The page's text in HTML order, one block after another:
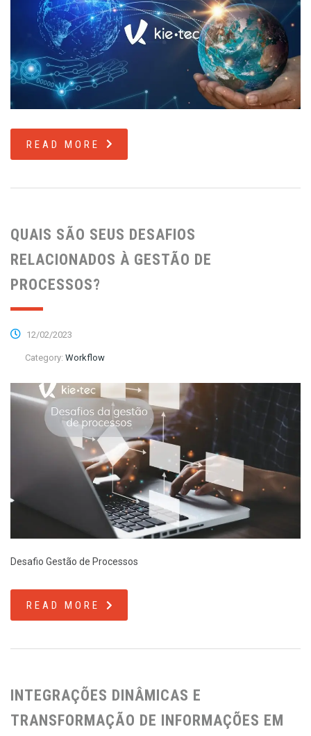
READ MORE
QUAIS SÃO SEUS DESAFIOS
RELACIONADOS À GESTÃO DE
PROCESSOS?
12/02/2023
Category: Workflow
Desafio Gestão de Processos
READ MORE
INTEGRAÇÕES DINÂMICAS E
TRANSFORMAÇÃO DE INFORMAÇÕES EM